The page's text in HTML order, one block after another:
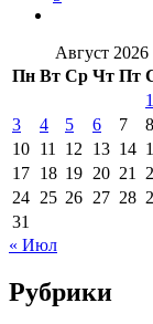
Август 2026
Пн Вт Ср Чт Пт
1
3
4 5 6 7 8
10 11 12 13 14
17 18 19 20 21
24 25 26 27 28
31
« Июл
Рубрики